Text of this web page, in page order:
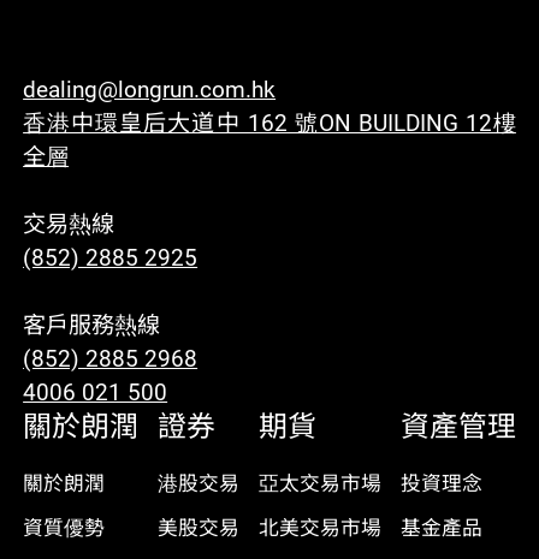
dealing@longrun.com.hk
香港中環皇后大道中 162 號ON BUILDING 12樓
全層
交易熱線
(852) 2885 2925
客戶服務熱線
(852) 2885 2968
4006 021 500
關於朗潤
關於朗潤
資質優勢
證券
港股交易
美股交易
期貨
亞太交易市場
北美交易市場
資產管理
投資理念
基金產品